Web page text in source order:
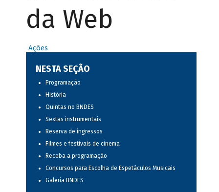
da Web
Ações
NESTA SEÇÃO
Programação
História
Quintas no BNDES
Sextas instrumentais
Reserva de ingressos
Filmes e festivais de cinema
Receba a programação
Concursos para Escolha de Espetáculos Musicais
Galeria BNDES